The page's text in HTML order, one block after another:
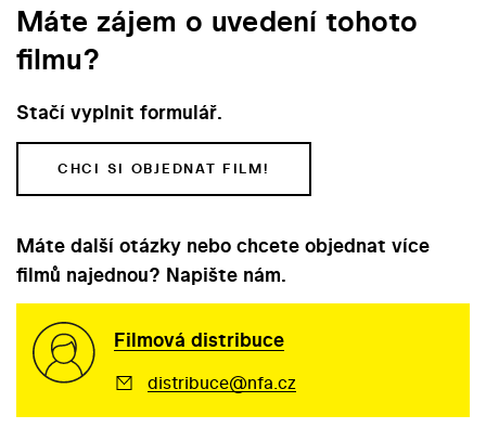
Máte zájem o uvedení tohoto
filmu?
Stačí vyplnit formulář.
CHCI SI OBJEDNAT FILM!
Máte další otázky nebo chcete objednat více
filmů najednou? Napište nám.
Filmová distribuce
distribuce@nfa.cz